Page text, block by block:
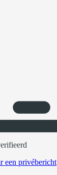
een privébericht